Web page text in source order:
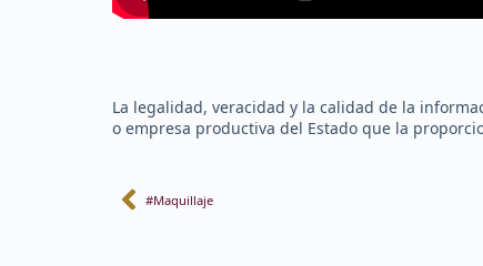
La legalidad, veracidad y la calidad de la
o empresa productiva del Estado que la
#Maquillaje